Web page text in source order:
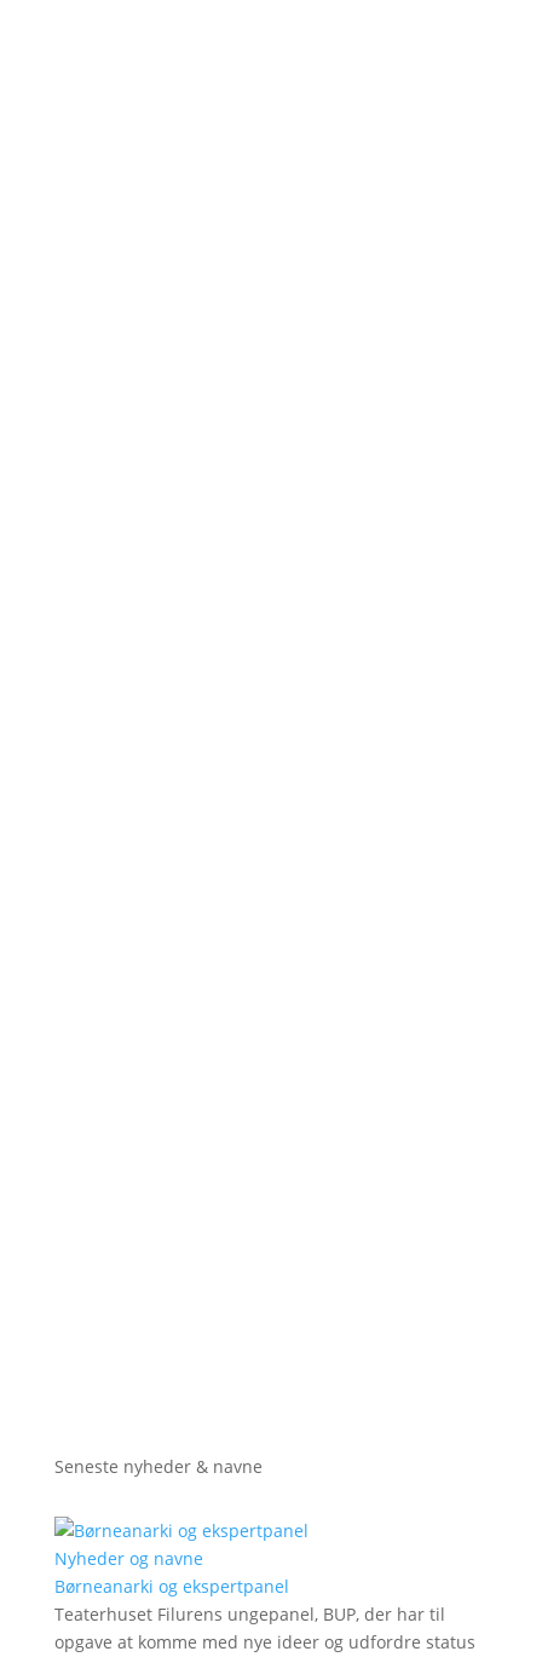
Seneste nyheder & navne
Nyheder og navne
Børneanarki og ekspertpanel
Teaterhuset Filurens ungepanel, BUP, der har til
opgave at komme med nye ideer og udfordre status